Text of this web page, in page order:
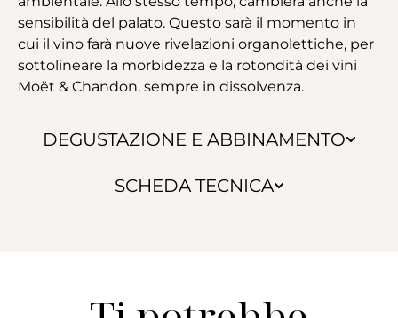
DEGUSTAZIONE E ABBINAMENTO
SCHEDA TECNICA
sensibilità del palato. Questo sarà il momento in
cui il vino farà nuove rivelazioni organolettiche, per
sottolineare la morbidezza e la rotondità dei vini
Moët & Chandon, sempre in dissolvenza.